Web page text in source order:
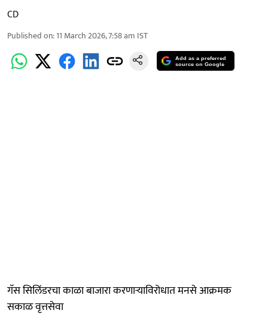
CD
Published on:11 March 2026, 7:58 am IST
Add as a preferred
source on Google
गॅस सिलिंडरचा काळा बाजारा करणाऱ्याविरोधात मनसे आक्रमक
सकाळ वृत्तसेवा